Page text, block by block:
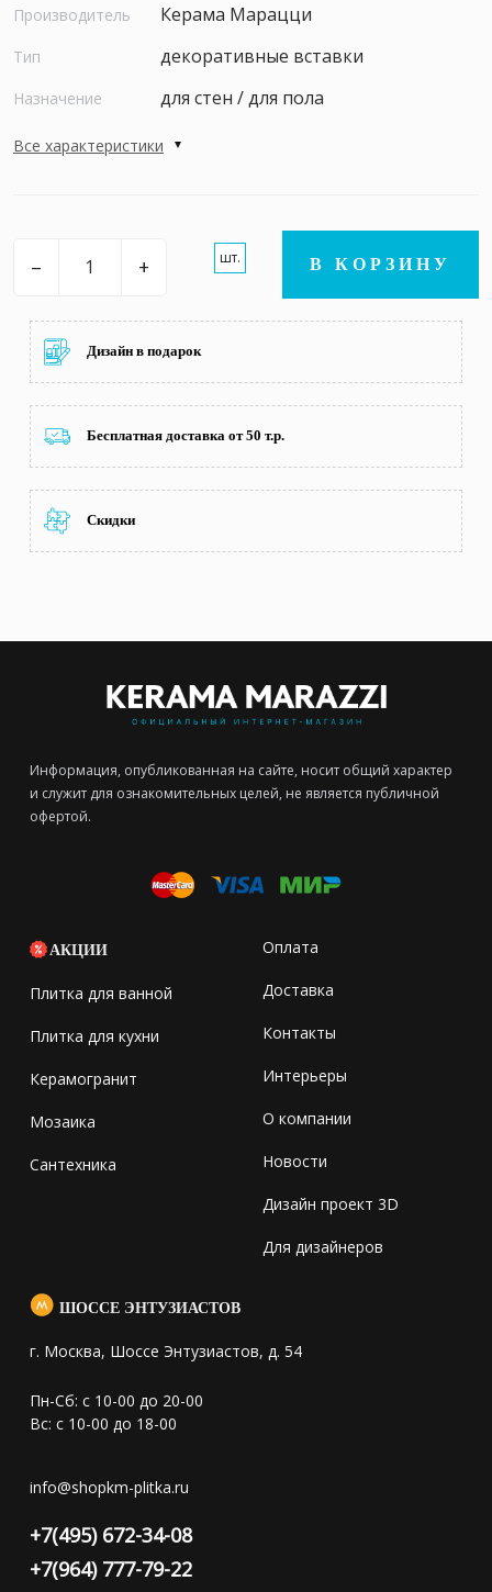
Производитель Керама Марацци
Тип декоративные вставки
Назначение для стен / для пола
Все характеристики
– + шт. В КОРЗИНУ
Дизайн в подарок
Бесплатная доставка от 50 т.р.
Скидки
Информация, опубликованная на сайте, носит общий характер
и служит для ознакомительных целей, не является публичной
офертой.
АКЦИИ
Плитка для ванной
Плитка для кухни
Керамогранит
Мозаика
Сантехника
Оплата
Доставка
Контакты
Интерьеры
О компании
Новости
Дизайн проект 3D
Для дизайнеров
ШОССЕ ЭНТУЗИАСТОВ
г. Москва, Шоссе Энтузиастов, д. 54
Пн-Сб: с 10-00 до 20-00
Вс: с 10-00 до 18-00
info@shopkm-plitka.ru
+7(495) 672-34-08
+7(964) 777-79-22